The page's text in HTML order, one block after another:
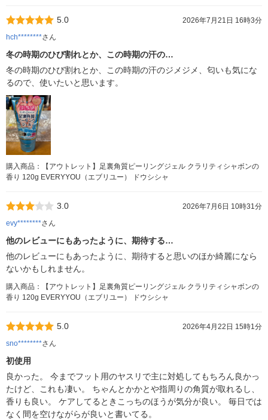
5.0
2026年7月21日 16時3分
hch********さん
冬の時期のひび割れとか、この時期の汗の…
冬の時期のひび割れとか、この時期の汗のジメジメ、匂いも気にな
るので、使いたいと思います。
購入商品：【アウトレット】足裏角質ピーリングジェル クラリティシャボンの
香り 120g EVERYYOU（エブリユー） ドウシシャ
3.0
2026年7月6日 10時31分
evy********さん
他のレビューにもあったように、期待する…
他のレビューにもあったように、期待すると思いのほか綺麗になら
ないかもしれません。
購入商品：【アウトレット】足裏角質ピーリングジェル クラリティシャボンの
香り 120g EVERYYOU（エブリユー） ドウシシャ
5.0
2026年4月22日 15時1分
sno********さん
初使用
良かった。 今までフット用のヤスリで主に対処してもちろん良かっ
たけど、これも凄い。 ちゃんとかかとや指周りの角質が取れるし、
香りも良い。 ケアしてるときこっちのほうが気分が良い。 毎日では
なく間を空けながらが良いと書いてる。